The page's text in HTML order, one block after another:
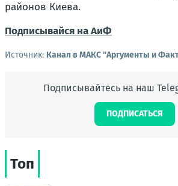
районов Киева.
Подписывайся на АиФ
Источник: Канал в МАКС "Аргументы и
Подписывайтесь на наш
ПОДПИСАТЬСЯ
Топ